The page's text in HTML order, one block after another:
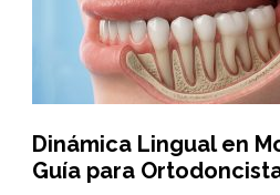
Dinámica Lingual en
Guía para